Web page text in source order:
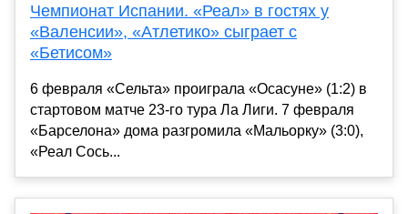
Чемпионат Испании. «Реал» в гостях у
«Валенсии», «Атлетико» сыграет с
«Бетисом»
6 февраля «Сельта» проиграла «Осасуне» (1:2) в
стартовом матче 23-го тура Ла Лиги. 7 февраля
«Барселона» дома разгромила «Мальорку» (3:0),
«Реал Сось...